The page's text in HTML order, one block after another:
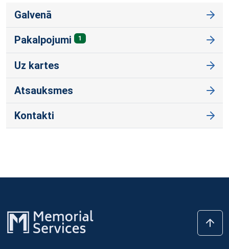
Galvenā
Pakalpojumi 1
Uz kartes
Atsauksmes
Kontakti